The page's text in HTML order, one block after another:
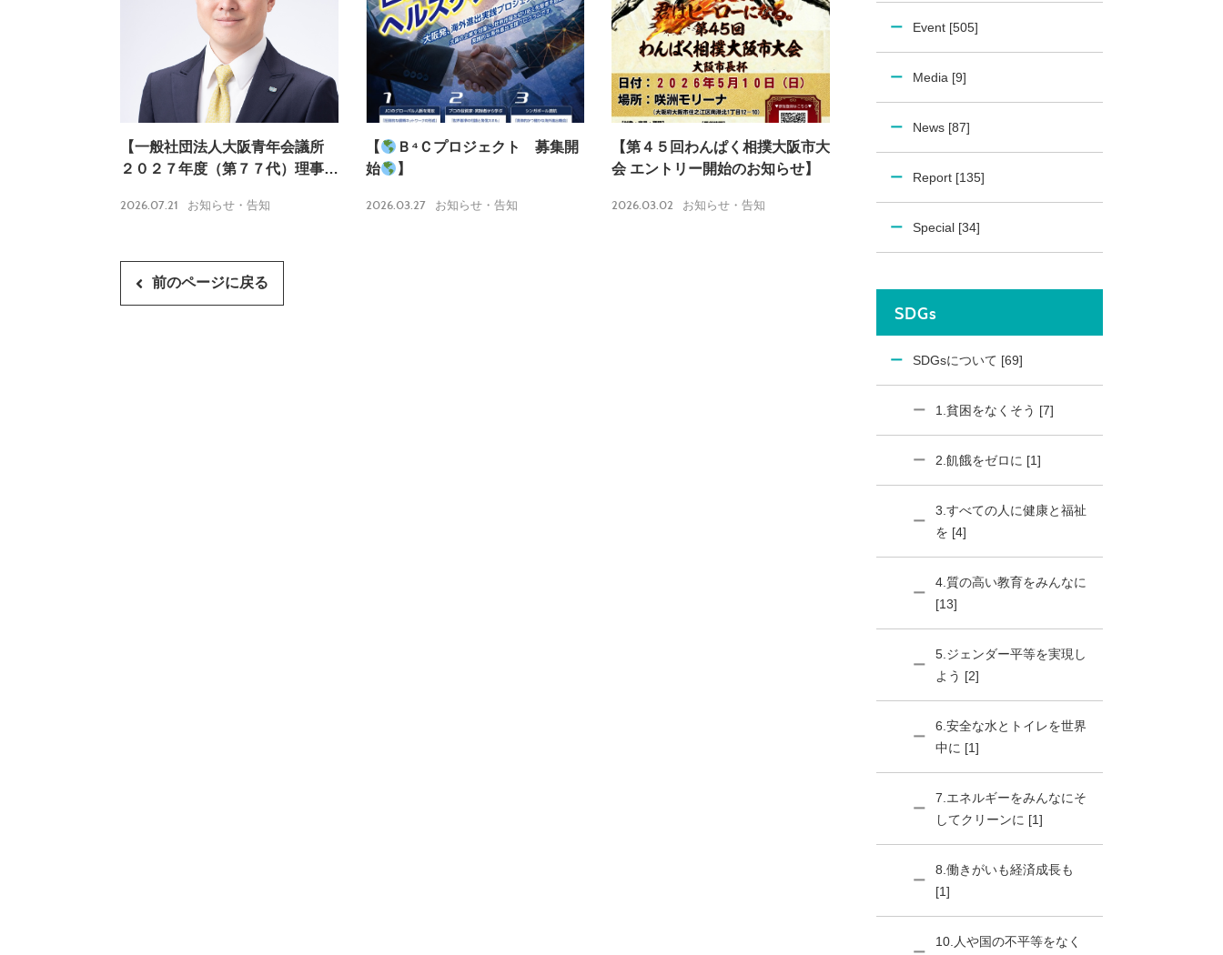
【一般社団法人大阪青年会議所
２０２７年度（第７７代）理事長
2026.07.21 お知らせ・告知
【
Ｂ⁴Ｃプロジェクト 募集開
始
】
2026.03.27 お知らせ・告知
【第４５回わんぱく相撲大阪市大
会 エントリー開始のお知らせ】
2026.03.02 お知らせ・告知
前のページに戻る
Event [505]
Media [9]
News [87]
Report [135]
Special [34]
SDGs
SDGsについて [69]
1.貧困をなくそう [7]
2.飢餓をゼロに [1]
3.すべての人に健康と福祉
を [4]
4.質の高い教育をみんなに
[13]
5.ジェンダー平等を実現し
よう [2]
6.安全な水とトイレを世界
中に [1]
7.エネルギーをみんなにそ
してクリーンに [1]
8.働きがいも経済成長も
[1]
10.人や国の不平等をなく